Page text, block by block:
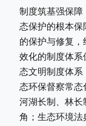
制度筑基强保障
态保护的根本
的保护与修复
效化的制度体系
态文明制度体系
态环保督察常态
河湖长制、林
角；生态环境